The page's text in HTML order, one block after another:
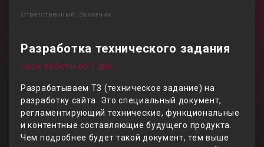
Ответственный: Заказчик
Разработка технического задания
Срок работы до 1 дня
Разрабатываем ТЗ (техническое задание) на
разработку сайта. Это специальный документ,
регламентирующий технические, функциональные
и контентные составляющие будущего продукта.
Чем подробнее будет такой документ, тем выше